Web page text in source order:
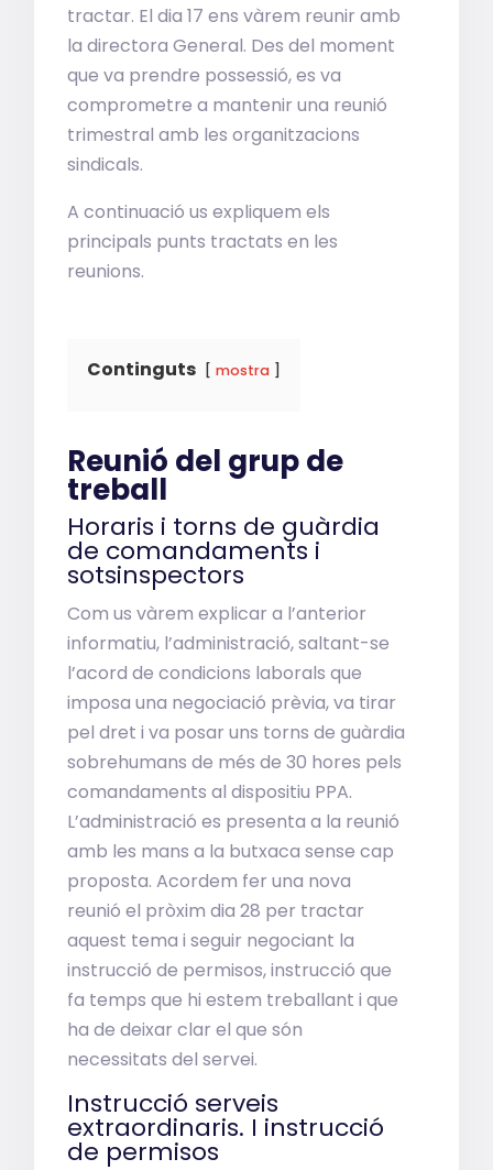
tractar. El dia 17 ens vàrem reunir amb
la directora General. Des del moment
que va prendre possessió, es va
comprometre a mantenir una reunió
trimestral amb les organitzacions
sindicals.
A continuació us expliquem els
principals punts tractats en les
reunions.
Continguts mostra
Reunió del grup de
treball
Horaris i torns de guàrdia
de comandaments i
sotsinspectors
Com us vàrem explicar a l’anterior
informatiu, l’administració, saltant-se
l’acord de condicions laborals que
imposa una negociació prèvia, va tirar
pel dret i va posar uns torns de guàrdia
sobrehumans de més de 30 hores pels
comandaments al dispositiu PPA.
L’administració es presenta a la reunió
amb les mans a la butxaca sense cap
proposta. Acordem fer una nova
reunió el pròxim dia 28 per tractar
aquest tema i seguir negociant la
instrucció de permisos, instrucció que
fa temps que hi estem treballant i que
ha de deixar clar el que són
necessitats del servei.
Instrucció serveis
extraordinaris. I instrucció
de permisos